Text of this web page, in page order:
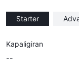
Starter
Kapaligiran
--